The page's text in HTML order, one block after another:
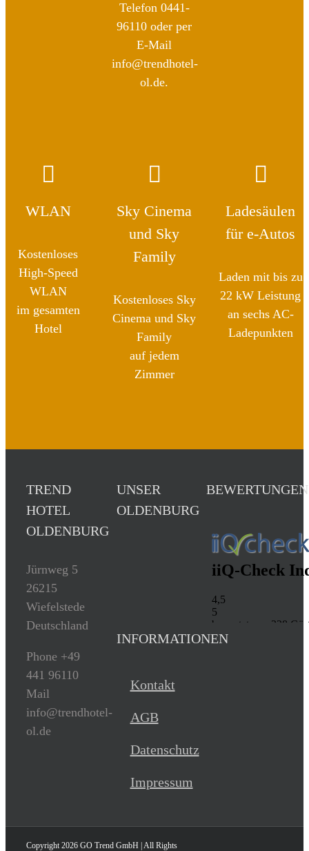
Telefon 0441-
96110 oder per
E-Mail
info@trendhotel-
ol.de.
WLAN
Kostenloses
High-Speed
WLAN
im gesamten
Hotel
Sky Cinema
und Sky
Family
Kostenloses Sky
Cinema und Sky
Family
auf jedem
Zimmer
Ladesäulen
für e-Autos
Laden mit bis zu
22 kW Leistung
an sechs AC-
Ladepunkten
TREND
HOTEL
OLDENBURG
Jürnweg 5
26215
Wiefelstede
Deutschland
Phone +49
441 96110
Mail
info@trendhotel-
ol.de
UNSER
OLDENBURG
BEWERTUNGEN
INFORMATIONEN
Kontakt
AGB
Datenschutz
Impressum
Copyright 2026 GO Trend GmbH | All Rights